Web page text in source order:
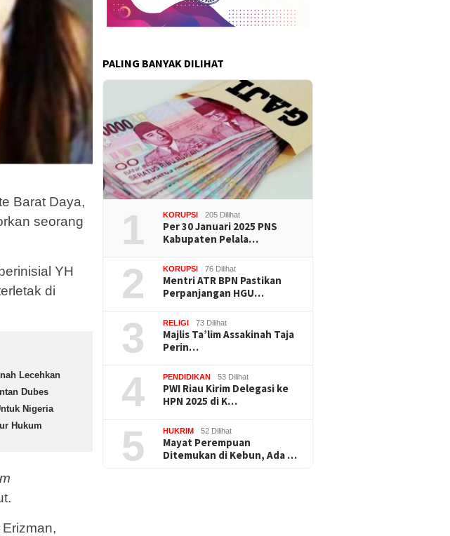
Barat Daya,
seorang
YH
di
Lecehkan
Dubes
Nigeria
Hukum
PALING BANYAK DILIHAT
1 KORUPSI 205 Dilihat
Per 30 Januari 2025 PNS
Kabupaten Pelala…
2 KORUPSI 76 Dilihat
Mentri ATR BPN Pastikan
Perpanjangan HGU…
3 RELIGI 73 Dilihat
Majlis Ta’lim Assakinah Taja
Perin…
4 PENDIDIKAN 53 Dilihat
PWI Riau Kirim Delegasi ke
HPN 2025 di K…
5 HUKRIM 52 Dilihat
Mayat Perempuan
Ditemukan di Kebun, Ada …